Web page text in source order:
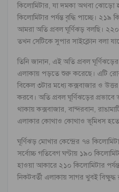
কিলোমিটার, যা দমকা অথবা ঝোড়ো
কিলোমিটার পর্যন্ত বৃদ্ধি পাচ্ছে। ২১৯
আমরা অতি প্রবল ঘূর্ণিঝড় বলছি।
তখন সেটিকে সুপার সাইক্লোন বলা
তিনি জানান, এই অতি প্রবল
এলাকায় পড়তে শুরু করেছে। এটি
বিকেল ৩টার মধ্যে কক্সবাজার ও
করবে। অতি প্রবল ঘূর্ণিঝড়ের প্রভাবে
থাকায় কক্সবাজার, বান্দরবান,
এলাকার কোথাও কোথাও ভূমিধস হতে
ঘূর্ণিঝড় মোখার কেন্দ্রের ৭৪
সর্বোচ্চ গতিবেগ ঘণ্টায় ১৯০
হাওয়া আকারে ২১০ কিলোমিটার
নিকটবর্তী এলাকায় সাগর খুবই বিক্ষুদ্ধ